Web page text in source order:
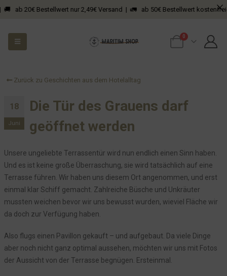
nur 2,49€ Versand | 🚛 ab 50€ Bestellwert kostenfreier Versand
0
Zurück zu Geschichten aus dem Hotelalltag
18
Juni
Die Tür des Grauens darf
geöffnet werden
Unsere ungeliebte Terrassentür wird nun endlich einen Sinn haben.
Und es ist keine große Überraschung, sie wird tatsächlich auf eine
Terrasse führen. Wir haben uns diesem Ort angenommen, und erst
einmal klar Schiff gemacht. Zahlreiche Büsche und Unkräuter
mussten weichen bevor wir uns bewusst wurden, wieviel Fläche wir
da doch zur Verfügung haben.
Also flugs einen Pavillon gekauft – und aufgebaut. Da viele Dinge
aber noch nicht ganz optimal aussehen, möchten wir uns mit Fotos
der Aussicht von der Terrasse begnügen. Ersteinmal.